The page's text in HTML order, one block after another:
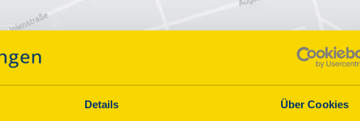
Details Über Cookies